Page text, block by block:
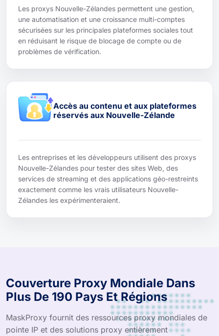
Les proxys Nouvelle-Zélandes permettent une gestion,
une automatisation et une croissance multi-comptes
sécurisées sur les principales plateformes sociales tout
en réduisant le risque de blocage de compte ou de
problèmes de vérification.
Accès au contenu et aux plateformes
réservés aux Nouvelle-Zélande
Les entreprises et les développeurs utilisent des proxys
Nouvelle-Zélandes pour tester des sites Web, des
services de streaming et des applications géo-restreints
exactement comme les vrais utilisateurs Nouvelle-
Zélandes les expérimenteraient.
Couverture Proxy Mondiale Dans
Plus De 190 Pays Et Régions
MaskProxy fournit des ressources proxy mondiales de
pointe IP et des solutions proxy entièrement